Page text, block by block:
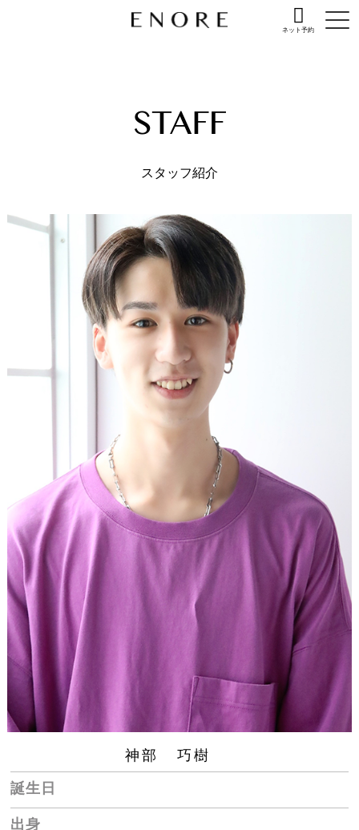
ネット予約
スタッフ紹介
神部 巧樹
誕生日
出身